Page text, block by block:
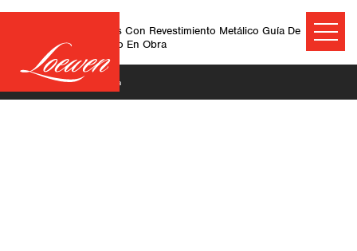
Ventanas Panorámicas Con Revestimiento Metálico Guía De
Instalación De Vidriado En Obra
June 25, 2026
©2026 Technical Resources